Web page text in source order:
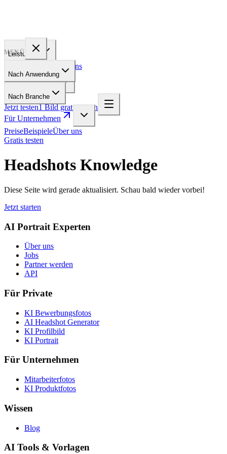
Leistungen
Über uns
Jetzt testen1 Bild gratis testen
MENÜ
Nach Anwendung
Nach Branche
Für Unternehmen
PreiseBeispieleÜber uns
Gratis testen
Headshots Knowledge
Diese Seite wird gerade aktualisiert. Schau bald wieder vorbei!
Jetzt starten
AI Portrait Experten
Über uns
Jobs
Partner werden
API
Für Private
KI Bewerbungsfotos
AI Headshot Generator
KI Profilbild
KI Portrait
Für Unternehmen
Mitarbeiterfotos
KI Produktfotos
Wissen
Blog
AI Tools & Vorlagen